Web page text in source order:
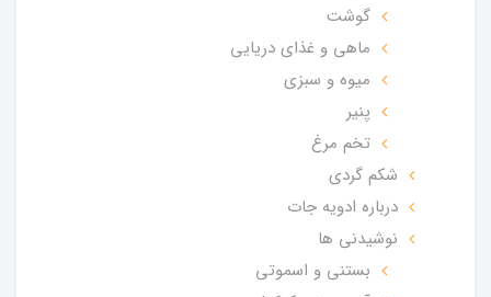
گوشت
ماهی و غذای دریایی
میوه و سبزی
پنیر
تخم مرغ
شکم گردی
درباره ادویه جات
نوشیدنی ها
بستنی و اسموتی